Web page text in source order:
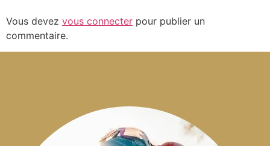
Vous devez vous connecter pour publier un
commentaire.